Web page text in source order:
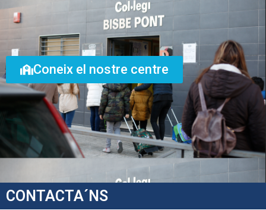
Coneix el nostre centre
CONTACTA´NS